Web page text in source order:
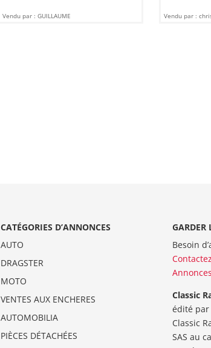
Vendu par : GUILLAUME Vendu par :
CATÉGORIES D’ANNONCES
AUTO
DRAGSTER
MOTO
VENTES AUX ENCHERES
AUTOMOBILIA
PIÈCES DÉTACHÉES
GARDER
Besoin
Annonces
Classic
édité par
Classic
SAS au